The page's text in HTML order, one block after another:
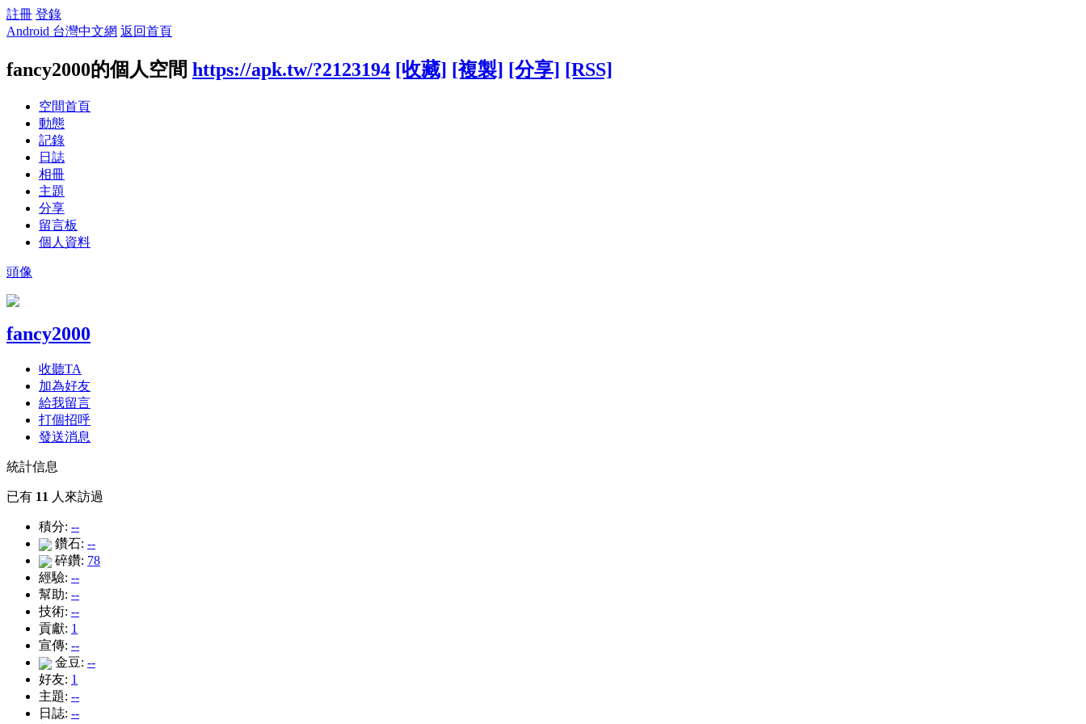
註冊 登錄
Android 台灣中文網 返回首頁
fancy2000的個人空間 https://apk.tw/?2123194 [收藏] [複製] [分享] [RSS]
空間首頁
動態
記錄
日誌
相冊
主題
分享
留言板
個人資料
頭像
fancy2000
收聽TA
加為好友
給我留言
打個招呼
發送消息
統計信息
已有 11 人來訪過
積分: --
鑽石: --
碎鑽: 78
經驗: --
幫助: --
技術: --
貢獻: 1
宣傳: --
金豆: --
好友: 1
主題: --
日誌: --